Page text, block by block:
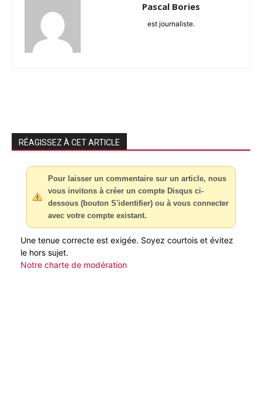
Pascal Bories
est journaliste.
RÉAGISSEZ À CET ARTICLE
Pour laisser un commentaire sur un article, nous
vous invitons à créer un compte Disqus ci-
dessous (bouton S'identifier) ou à vous connecter
avec votre compte existant.
Une tenue correcte est exigée. Soyez courtois et évitez
le hors sujet.
Notre charte de modération